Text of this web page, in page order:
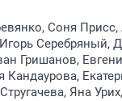
Соня
Серебряный,
Гришанов,
Яна